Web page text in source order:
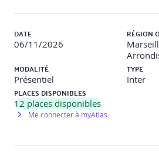
Suivre les résultats, relancer au bon
Intégrer cette démarche dans le plan
DATE
06/11/2026
RÉGION
MODALITÉ
Présentiel
TYPE
Inter
PLACES DISPONIBLES
12 places disponibles
Me connecter à myAtlas